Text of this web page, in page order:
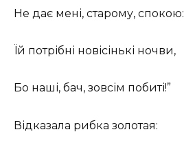
Не дає мені, старому, спокою:
Їй потрібні новісінькі ночви,
Бо наші, бач, зовсім побиті!”
Відказала рибка золотая: